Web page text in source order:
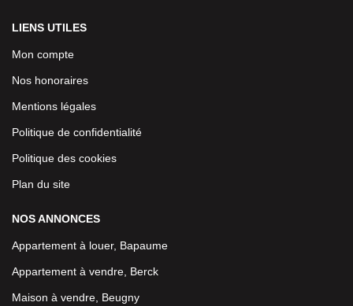
LIENS UTILES
Mon compte
Nos honoraires
Mentions légales
Politique de confidentialité
Politique des cookies
Plan du site
NOS ANNONCES
Appartement à louer, Bapaume
Appartement à vendre, Berck
Maison à vendre, Beugny